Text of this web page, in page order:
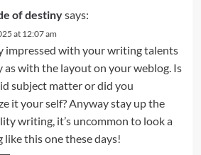
of destinysays:
at 12:07 am
impressed with your writing talents
as with the layout on your weblog. Is
subject matter or did you
it your self? Anyway stay up the
writing, it’s uncommon to look a
like this one these days!